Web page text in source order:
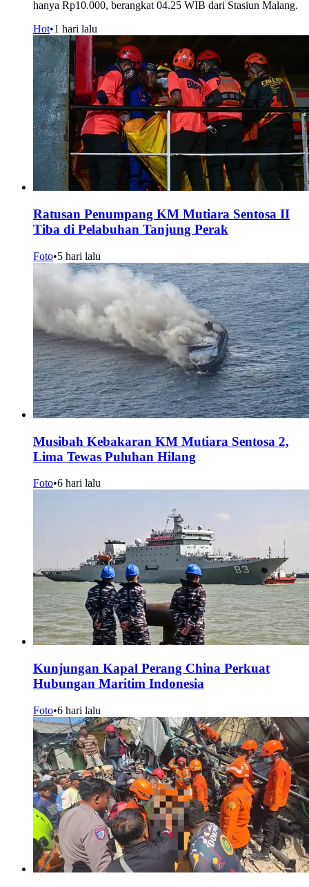
hanya Rp10.000, berangkat 04.25 WIB dari Stasiun Malang.
Hot•1 hari lalu
Ratusan Penumpang KM Mutiara Sentosa II
Tiba di Pelabuhan Tanjung Perak
Foto•5 hari lalu
Musibah Kebakaran KM Mutiara Sentosa 2,
Lima Tewas Puluhan Hilang
Foto•6 hari lalu
Kunjungan Kapal Perang China Perkuat
Hubungan Maritim Indonesia
Foto•6 hari lalu